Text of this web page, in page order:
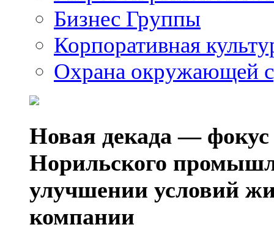
Бизнес Группы
Корпоративная
Охрана окружающей
Новая декада — фокус
Норильского
улучшении условий
компании